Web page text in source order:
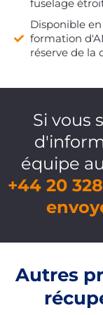
fuselage
Disponible
formation
réserve de la
Si vous
équipe au
+44 20
Autres